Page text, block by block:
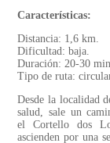
Características:
Distancia: 1,6 km.
Dificultad: baja.
Duración: 20-30
Tipo de ruta:
Desde la localidad
salud, sale un
el Cortello dos
ascienden por una